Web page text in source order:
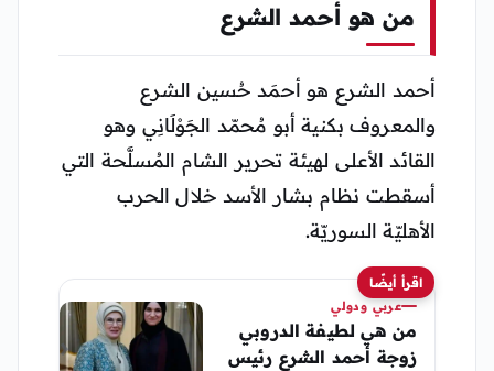
من هو أحمد الشرع
أحمد الشرع هو أحمَد حُسين الشرع
والمعروف بكنية أبو مُحمّد الجَوْلَانِي وهو
القائد الأعلى لهيئة تحرير الشام المُسلَّحة التي
أسقطت نظام بشار الأسد خلال الحرب
الأهليّة السوريّة.
اقرأ أيضًا
عربي ودولي
من هي لطيفة الدروبي
زوجة أحمد الشرع رئيس